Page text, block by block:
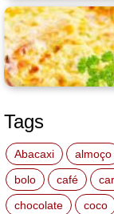
Tags
Abacaxi almoço
bolo
café
chocolate
coco